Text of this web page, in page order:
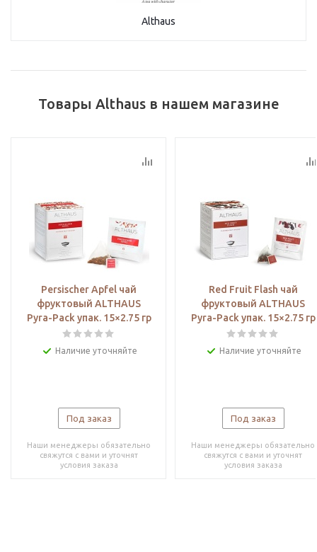
Althaus
Товары Althaus в нашем магазине
Persischer Apfel чай
фруктовый ALTHAUS
Pyra-Pack упак. 15×2.75 гр
Наличие уточняйте
Под заказ
Наши менеджеры обязательно
свяжутся с вами и уточнят
условия заказа
Red Fruit Flash чай
фруктовый ALTHAUS
Pyra-Pack упак. 15×2.75 гр
Наличие уточняйте
Под заказ
Наши менеджеры обязательно
свяжутся с вами и уточнят
условия заказа